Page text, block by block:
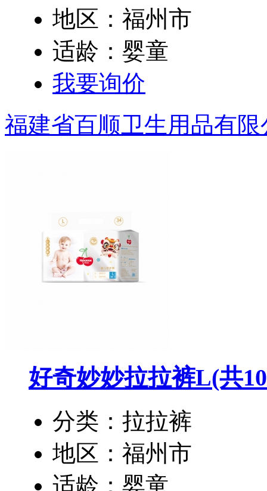
地区：福州市
适龄：婴童
我要询价
福建省百顺卫生用品有限
好奇妙妙拉拉裤L(共
分类：拉拉裤
地区：福州市
适龄：婴童